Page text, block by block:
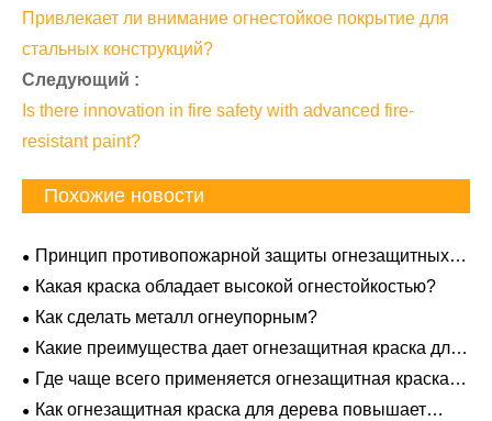
Привлекает ли внимание огнестойкое покрытие для
стальных конструкций?
Следующий :
Is there innovation in fire safety with advanced fire-
resistant paint?
Похожие новости
Принцип противопожарной защиты огнезащитных
покрытий
Какая краска обладает высокой огнестойкостью?
Как сделать металл огнеупорным?
Какие преимущества дает огнезащитная краска для
дерева в общественных зданиях
Где чаще всего применяется огнезащитная краска
для дерева в строительстве?
Как огнезащитная краска для дерева повышает